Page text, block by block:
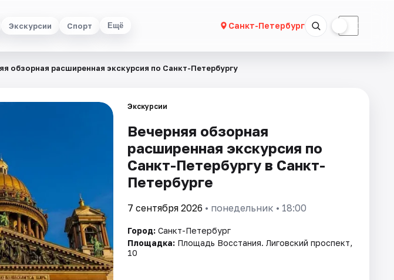
Экскурсии Спорт Ещё Санкт-Петербург ☾
обзорная расширенная экскурсия по Санкт-Петербургу
Экскурсии
Вечерняя обзорная
расширенная экскурсия по
Санкт-Петербургу в Санкт-
Петербурге
7 сентября 2026 • понедельник • 18:00
Город: Санкт-Петербург
Площадка: Площадь Восстания. Лиговский проспект,
10